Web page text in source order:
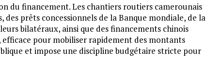
du financement. Les chantiers routiers camerounais
prêts concessionnels de la Banque mondiale, de la
bilatéraux, ainsi que des financements chinois
pour mobiliser rapidement des montants
et impose une discipline budgétaire stricte pour